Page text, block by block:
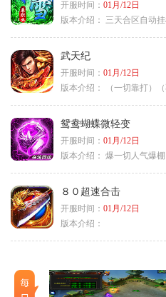
开服时间： 01月/12日
版本介绍：
三天合区自动
武天纪
开服时间： 01月/12日
版本介绍：
（一切靠打）（
鸳鸯蝴蝶微轻变
开服时间： 01月/12日
版本介绍： 爆一切人气爆
８０超速合击
开服时间： 01月/12日
版本介绍：